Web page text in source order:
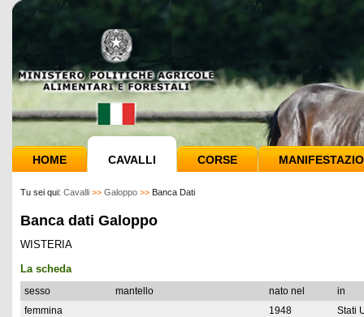
HOME CAVALLI CORSE
Tu sei qui: Cavalli >> Galoppo >> Banca Dati
Banca dati Galoppo
WISTERIA
La scheda
sesso mantello nato nel
in
femmina
1948 Stati